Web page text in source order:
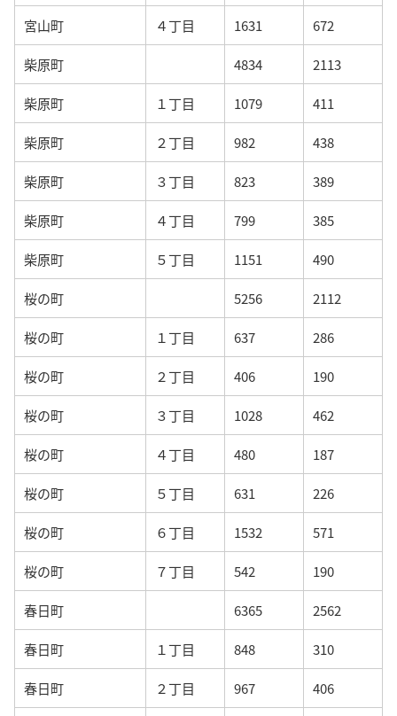
宮山町 ４丁目 1631 672
柴原町 4834 2113
柴原町 １丁目 1079 411
柴原町 ２丁目 982 438
柴原町 ３丁目 823 389
柴原町 ４丁目 799 385
柴原町 ５丁目 1151 490
桜の町 5256 2112
桜の町 １丁目 637 286
桜の町 ２丁目 406 190
桜の町 ３丁目 1028 462
桜の町 ４丁目 480 187
桜の町 ５丁目 631 226
桜の町 ６丁目 1532 571
桜の町 ７丁目 542 190
春日町 6365 2562
春日町 １丁目 848 310
春日町 ２丁目 967 406